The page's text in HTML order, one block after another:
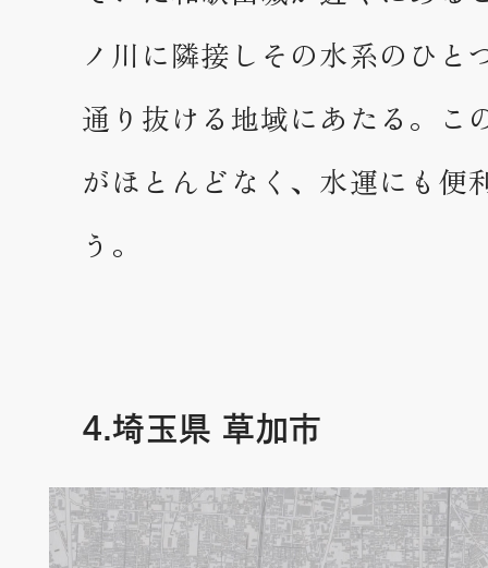
ノ川に隣接しその水系のひと
通り抜ける地域にあたる。こ
がほとんどなく、水運にも便
う。
4.埼玉県 草加市